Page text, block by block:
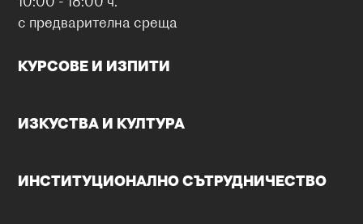
с предварителна среща
КУРСОВЕ И ИЗПИТИ
ИЗКУСТВА И КУЛТУРА
ИНСТИТУЦИОНАЛНО СЪТРУДНИЧЕСТВО